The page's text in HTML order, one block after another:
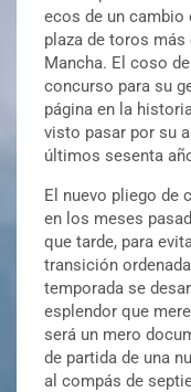
ecos de un cambio
plaza de toros
Mancha. El coso
concurso para su
página en la
visto pasar por su
últimos sesenta
El nuevo pliego de
en los meses
que tarde, para
transición
temporada se
esplendor que
será un mero
de partida de una
al compás de